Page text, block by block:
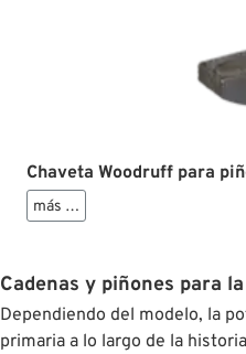
Chaveta Woodruff para
más …
Cadenas y piñones para
Dependiendo del modelo, la
primaria a lo largo de la